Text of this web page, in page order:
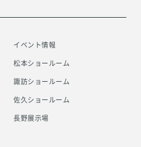
イベント情報
松本ショールーム
諏訪ショールーム
佐久ショールーム
長野展示場